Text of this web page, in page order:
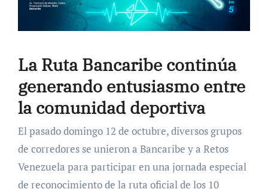
La Ruta Bancaribe continúa
generando entusiasmo entre
la comunidad deportiva
El pasado domingo 12 de octubre, diversos grupos
de corredores se unieron a Bancaribe y a Retos
Venezuela para participar en una jornada especial
de reconocimiento de la ruta oficial de los 10